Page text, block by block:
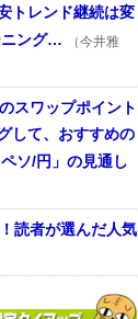
トレンド継続は変
ニング…
（今井雅
スワップポイント
して、おすすめの
ソ/円」の見通し
読者が選んだ人気